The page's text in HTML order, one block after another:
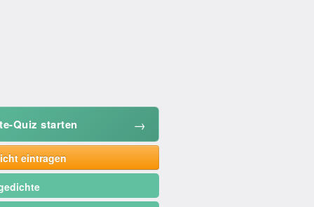
Quiz starten →
eintragen